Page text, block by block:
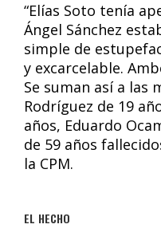
“Elías Soto tenía
Ángel Sánchez
simple de
y excarcelable.
Se suman así a las
Rodríguez de 19
años, Eduardo
de 59 años
la CPM.
EL HECHO